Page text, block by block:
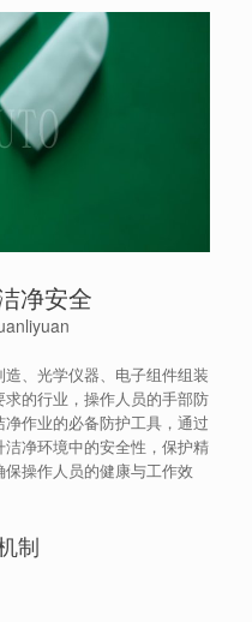
净安全
、光学仪器、电子组件组装
的行业，操作人员的手部防
作业的必备防护工具，通过
净环境中的安全性，保护精
操作人员的健康与工作效
制